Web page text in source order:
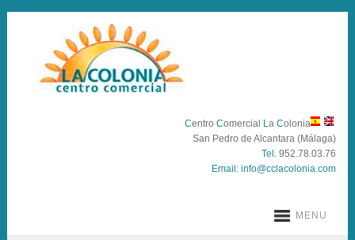
CentroComercial LaColonia
San Pedro de Alcantara (Málaga)
Tel. 952.78.03.76
Email: info@cclacolonia.com
MENU